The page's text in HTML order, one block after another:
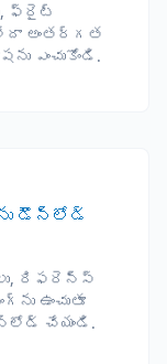
ఫ్రైట్
అంతర్గత
ఎంచుకోండి.
డౌన్‌లోడ్
రిఫరెన్స్
ఉంచుతూ
చేయండి.